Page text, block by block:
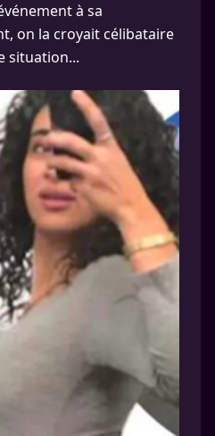
à sa
on la croyait célibataire
situation...